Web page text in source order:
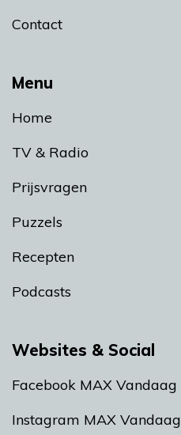
Menu
Home
TV & Radio
Prijsvragen
Puzzels
Recepten
Podcasts
Contact
Websites & Social
Facebook MAX Vandaag
Instagram MAX Vandaag